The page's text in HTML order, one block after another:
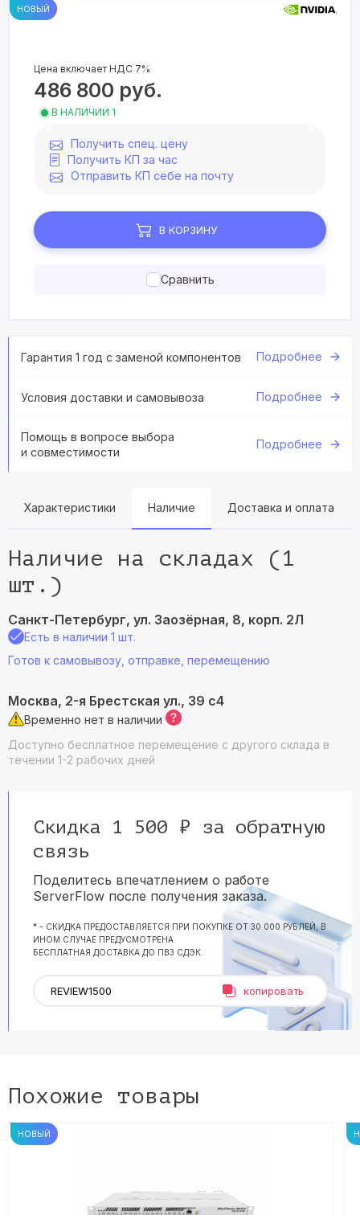
НОВЫЙ
Цена включает НДС 7%
486 800 руб.
В НАЛИЧИИ 1
Получить спец. цену
Получить КП за час
Отправить КП себе на почту
В КОРЗИНУ
Сравнить
Гарантия 1 год с заменой компонентов Подробнее
Условия доставки и самовывоза Подробнее
Помощь в вопросе выбора
и совместимости
Подробнее
Характеристики Наличие Доставка и оплата
Наличие на складах (1
шт.)
Санкт-Петербург, ул. Заозёрная, 8, корп. 2Л
Есть в наличии 1 шт.
Готов к самовывозу, отправке, перемещению
Москва, 2-я Брестская ул., 39 с4
Временно нет в наличии
Доступно бесплатное перемещение с другого склада в
течении 1-2 рабочих дней
Скидка 1 500 ₽ за обратную
связь
Поделитесь впечатлением о работе
ServerFlow после получения заказа.
* - СКИДКА ПРЕДОСТАВЛЯЕТСЯ ПРИ ПОКУПКЕ ОТ 30 000 РУБЛЕЙ, В
ИНОМ СЛУЧАЕ ПРЕДУСМОТРЕНА
БЕСПЛАТНАЯ ДОСТАВКА ДО ПВЗ СДЭК.
копировать
Похожие товары
НОВЫЙ